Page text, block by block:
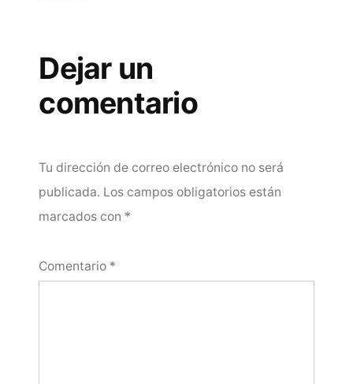
Dejar un
comentario
Tu dirección de correo electrónico no será
publicada. Los campos obligatorios están
marcados con *
Comentario *